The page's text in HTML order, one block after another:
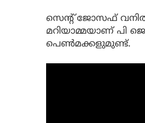
സെന്റ് ജോസഫ് വനിത
മറിയാമ്മയാണ് പി
പെണ്‍മക്കളുമുണ്ട്.